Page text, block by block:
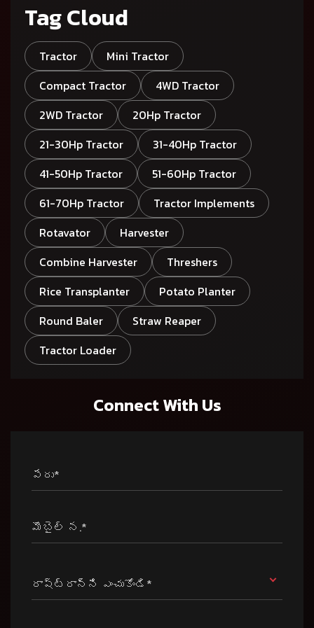
Tag Cloud
Tractor
Mini Tractor
Compact Tractor
4WD Tractor
2WD Tractor
20Hp Tractor
21-30Hp Tractor
31-40Hp Tractor
41-50Hp Tractor
51-60Hp Tractor
61-70Hp Tractor
Tractor Implements
Rotavator
Harvester
Combine Harvester
Threshers
Rice Transplanter
Potato Planter
Round Baler
Straw Reaper
Tractor Loader
Connect With Us
పేరు*
మొబైల్ న.*
రాష్ట్రాన్ని ఎంచుకోండి*